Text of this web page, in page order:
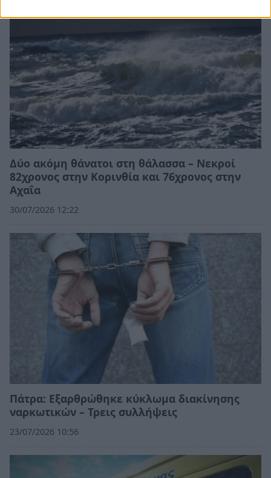
Δύο ακόμη θάνατοι στη θάλασσα – Νεκροί
82χρονος στην Κορινθία και 76χρονος στην
Αχαΐα
30/07/2026 12:22
Πάτρα: Εξαρθρώθηκε κύκλωμα διακίνησης
ναρκωτικών – Τρεις συλλήψεις
23/07/2026 10:56